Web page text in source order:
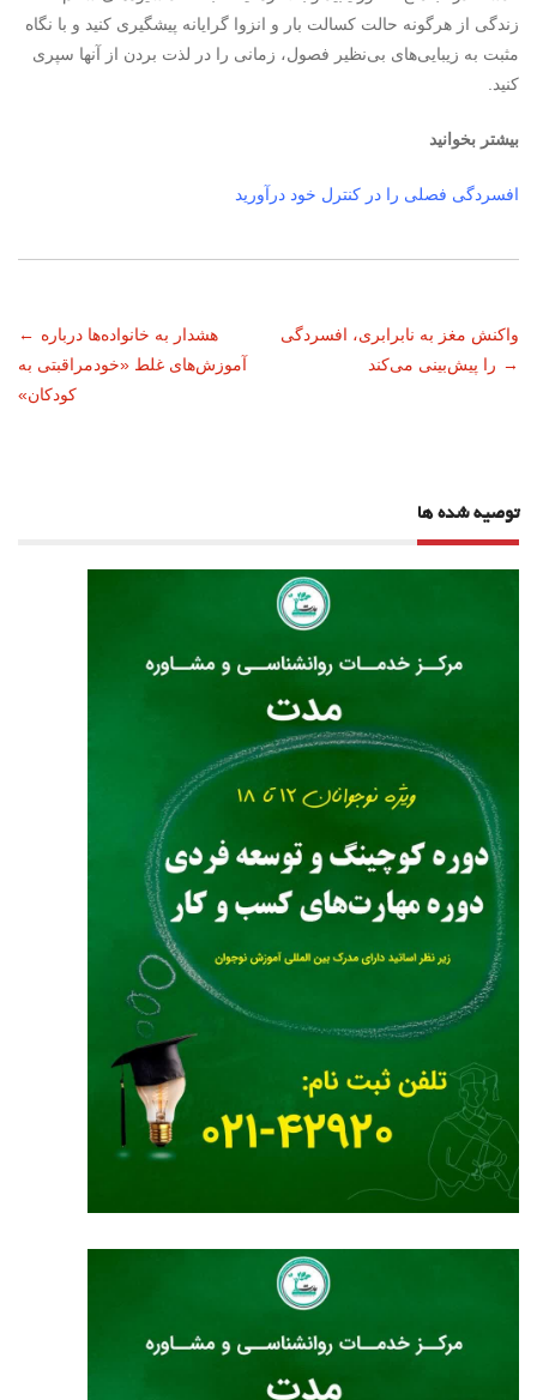
زندگی از هرگونه حالت کسالت بار و انزوا گرایانه پیشگیری کنید و با نگاه
مثبت به زیبایی‌های بی‌نظیر فصول، زمانی را در لذت بردن از آنها سپری
کنید.
بیشتر بخوانید
افسردگی فصلی را در کنترل خود درآورید
ناوبری
نوشته
← هشدار به خانواده‌ها درباره
آموزش‌های غلط «خودمراقبتی به
کودکان»
واکنش مغز به نابرابری، افسردگی
را پیش‌بینی می‌کند →
توصیه شده ها